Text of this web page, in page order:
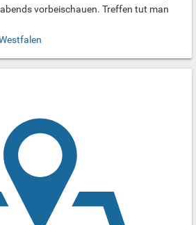
vorbeischauen. Treffen tut man